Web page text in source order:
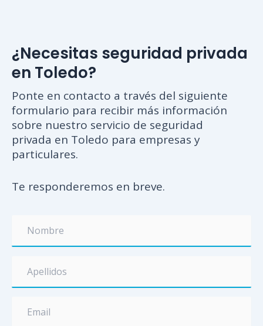
¿Necesitas seguridad privada
en Toledo?
Ponte en contacto a través del siguiente
formulario para recibir más información
sobre nuestro servicio de seguridad
privada en Toledo para empresas y
particulares.
Te responderemos en breve.